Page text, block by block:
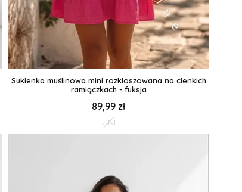
Sukienka muślinowa mini rozkloszowana na cienkich
ramiączkach - fuksja
89,99 zł
UNI